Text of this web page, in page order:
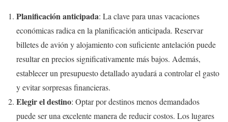
Planificación anticipada: La clave para unas vacaciones
económicas radica en la planificación anticipada. Reservar
billetes de avión y alojamiento con suficiente antelación puede
resultar en precios significativamente más bajos. Además,
establecer un presupuesto detallado ayudará a controlar el gasto
y evitar sorpresas financieras.
Elegir el destino: Optar por destinos menos demandados
puede ser una excelente manera de reducir costos. Los lugares